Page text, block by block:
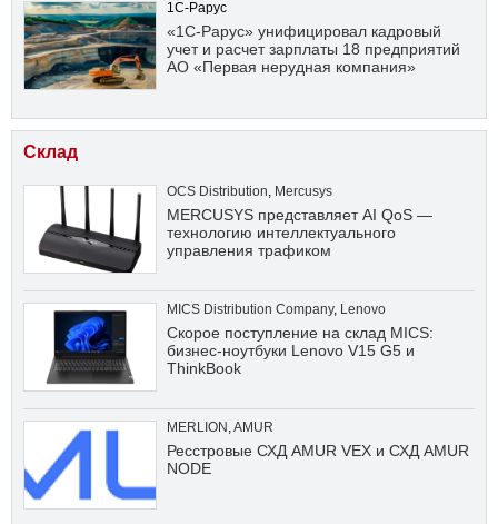
1С-Рарус
«1С-Рарус» унифицировал кадровый
учет и расчет зарплаты 18 предприятий
АО «Первая нерудная компания»
Склад
OCS Distribution Mercusys
MERCUSYS представляет AI QoS —
технологию интеллектуального
управления трафиком
MICS Distribution Company, Lenovo
Скорое поступление на склад MICS:
бизнес-ноутбуки Lenovo V15 G5 и
ThinkBook
MERLION AMUR
Ресстровые СХД AMUR VEX и СХД AMUR
NODE